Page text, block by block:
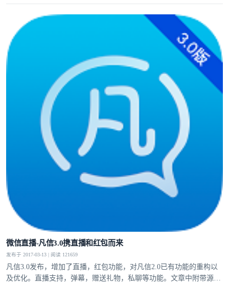
微信直播-凡信3.0携直播和红包而来
发布于 2017-03-13 | 阅读 121659
凡信3.0发布，增加了直播，红包功能，对凡信2.0已有功能的重构以
及优化。直播支持，弹幕，赠送礼物，私聊等功能。文章中附带源